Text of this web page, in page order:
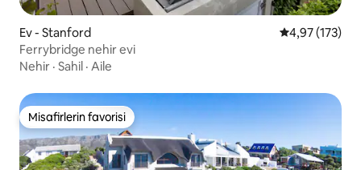
Ev - Stanford 5 üzerinden
4,97 (173)
Ferrybridge nehir evi
Nehir · Sahil · Aile
Misafirlerin favorisi
Misafirlerin favorisi